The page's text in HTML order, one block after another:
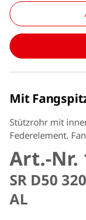
Mit
Stützrohr mit
Federelement.
Art.-Nr.
SR D50
AL